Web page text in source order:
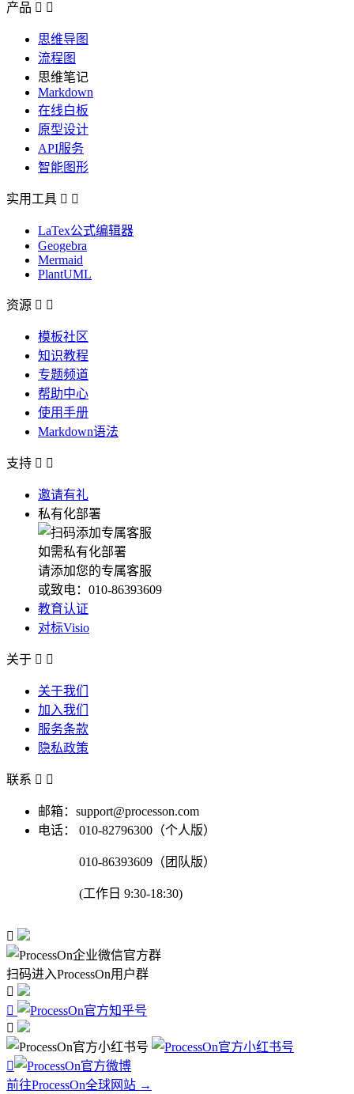
产品  
思维导图
流程图
思维笔记
Markdown
在线白板
原型设计
API服务
智能图形
实用工具  
LaTex公式编辑器
Geogebra
Mermaid
PlantUML
资源  
模板社区
知识教程
专题频道
帮助中心
使用手册
Markdown语法
支持  
邀请有礼
私有化部署
如需私有化部署
请添加您的专属客服
或致电：010-86393609
教育认证
对标Visio
关于  
关于我们
加入我们
服务条款
隐私政策
联系  
邮箱：support@processon.com
电话：
010-82796300（个人版）
010-86393609（团队版）
(工作日 9:30-18:30)

扫码进入ProcessOn用户群




前往ProcessOn全球网站 →